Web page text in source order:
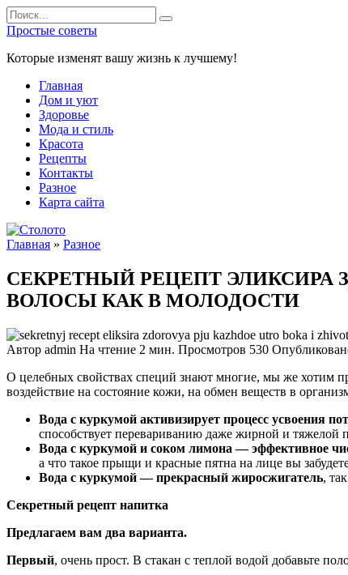
Перейти
к
содержанию
Search
for:
Простые советы
Которые изменят вашу жизнь к лучшему!
Главная
Дом и уют
Здоровье
Мода и стиль
Красота
Рецепты
Контакты
Разное
Карта сайта
Главная » Разное
СЕКРЕТНЫЙ РЕЦЕПТ
ВОЛОСЫ КАК В МОЛОДОСТИ
Автор admin На чтение 2 мин. Просмотров 530
О целебных свойствах специй знают многие, мы же хотим
воздействие на состояние кожи, на обмен веществ в
Вода с куркумой активизирует процесс усвоения
способствует перевариванию даже жирной и
Вода с куркумой и соком лимона — эффективное
а что такое прыщи и красные пятна на лице вы
Вода с куркумой — прекрасный жиросжигатель,
Секретный рецепт напитка
Предлагаем вам два варианта.
Первый, очень прост. В стакан с теплой водой добавьте